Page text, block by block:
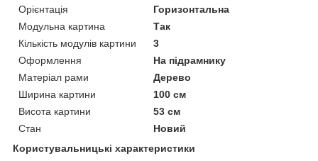
Орієнтація
Горизонтальна
Модульна картина
Так
Кількість модулів картини
3
Оформлення
На підрамнику
Матеріал рами
Дерево
Ширина картини
100 см
Висота картини
53 см
Стан
Новий
Користувальницькі характеристики